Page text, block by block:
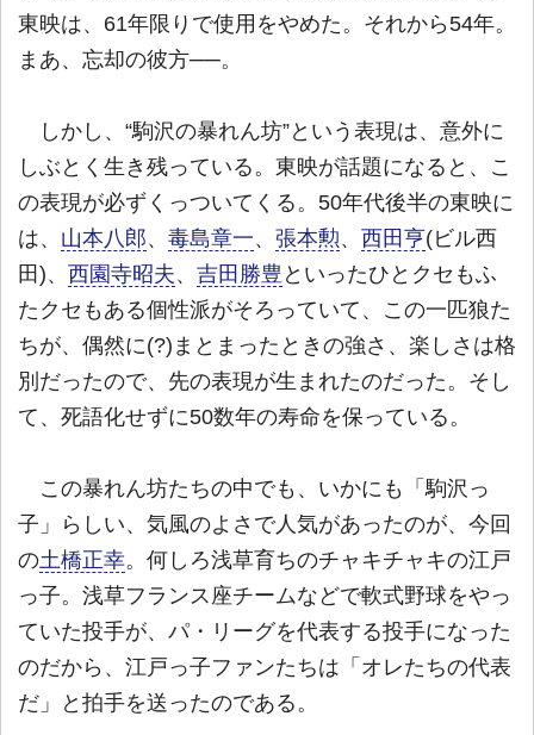
東映は、61年限りで使用をやめた。それから54年。
まあ、忘却の彼方──。
しかし、“駒沢の暴れん坊”という表現は、意外に
しぶとく生き残っている。東映が話題になると、こ
の表現が必ずくっついてくる。50年代後半の東映に
は、 山本八郎、 毒島章一、 張本勲、 西田亨(ビル西
田)、 西園寺昭夫、 吉田勝豊 といったひとクセもふ
たクセもある個性派がそろっていて、この一匹狼た
ちが、偶然に(?)まとまったときの強さ、楽しさは格
別だったので、先の表現が生まれたのだった。そし
て、死語化せずに50数年の寿命を保っている。
この暴れん坊たちの中でも、いかにも「駒沢っ
子」らしい、気風のよさで人気があったのが、今回
の土橋正幸。何しろ浅草育ちのチャキチャキの江戸
っ子。浅草フランス座チームなどで軟式野球をやっ
ていた投手が、パ・リーグを代表する投手になった
のだから、江戸っ子ファンたちは「オレたちの代表
だ」と拍手を送ったのである。